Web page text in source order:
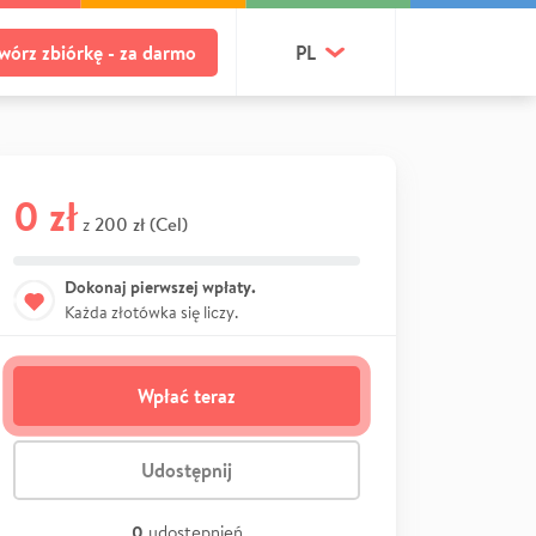
zbiórkę - za darmo PL
0 zł z 200 zł (Cel)
Dokonaj pierwszej wpłaty.
Każda złotówka się liczy.
Wpłać teraz
Udostępnij